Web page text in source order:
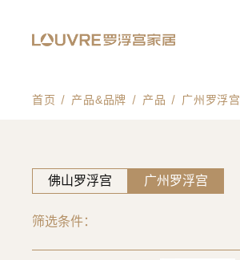
首页 产品&品牌 产品 广州罗浮宫
佛山罗浮宫 广州罗浮宫
筛选条件：